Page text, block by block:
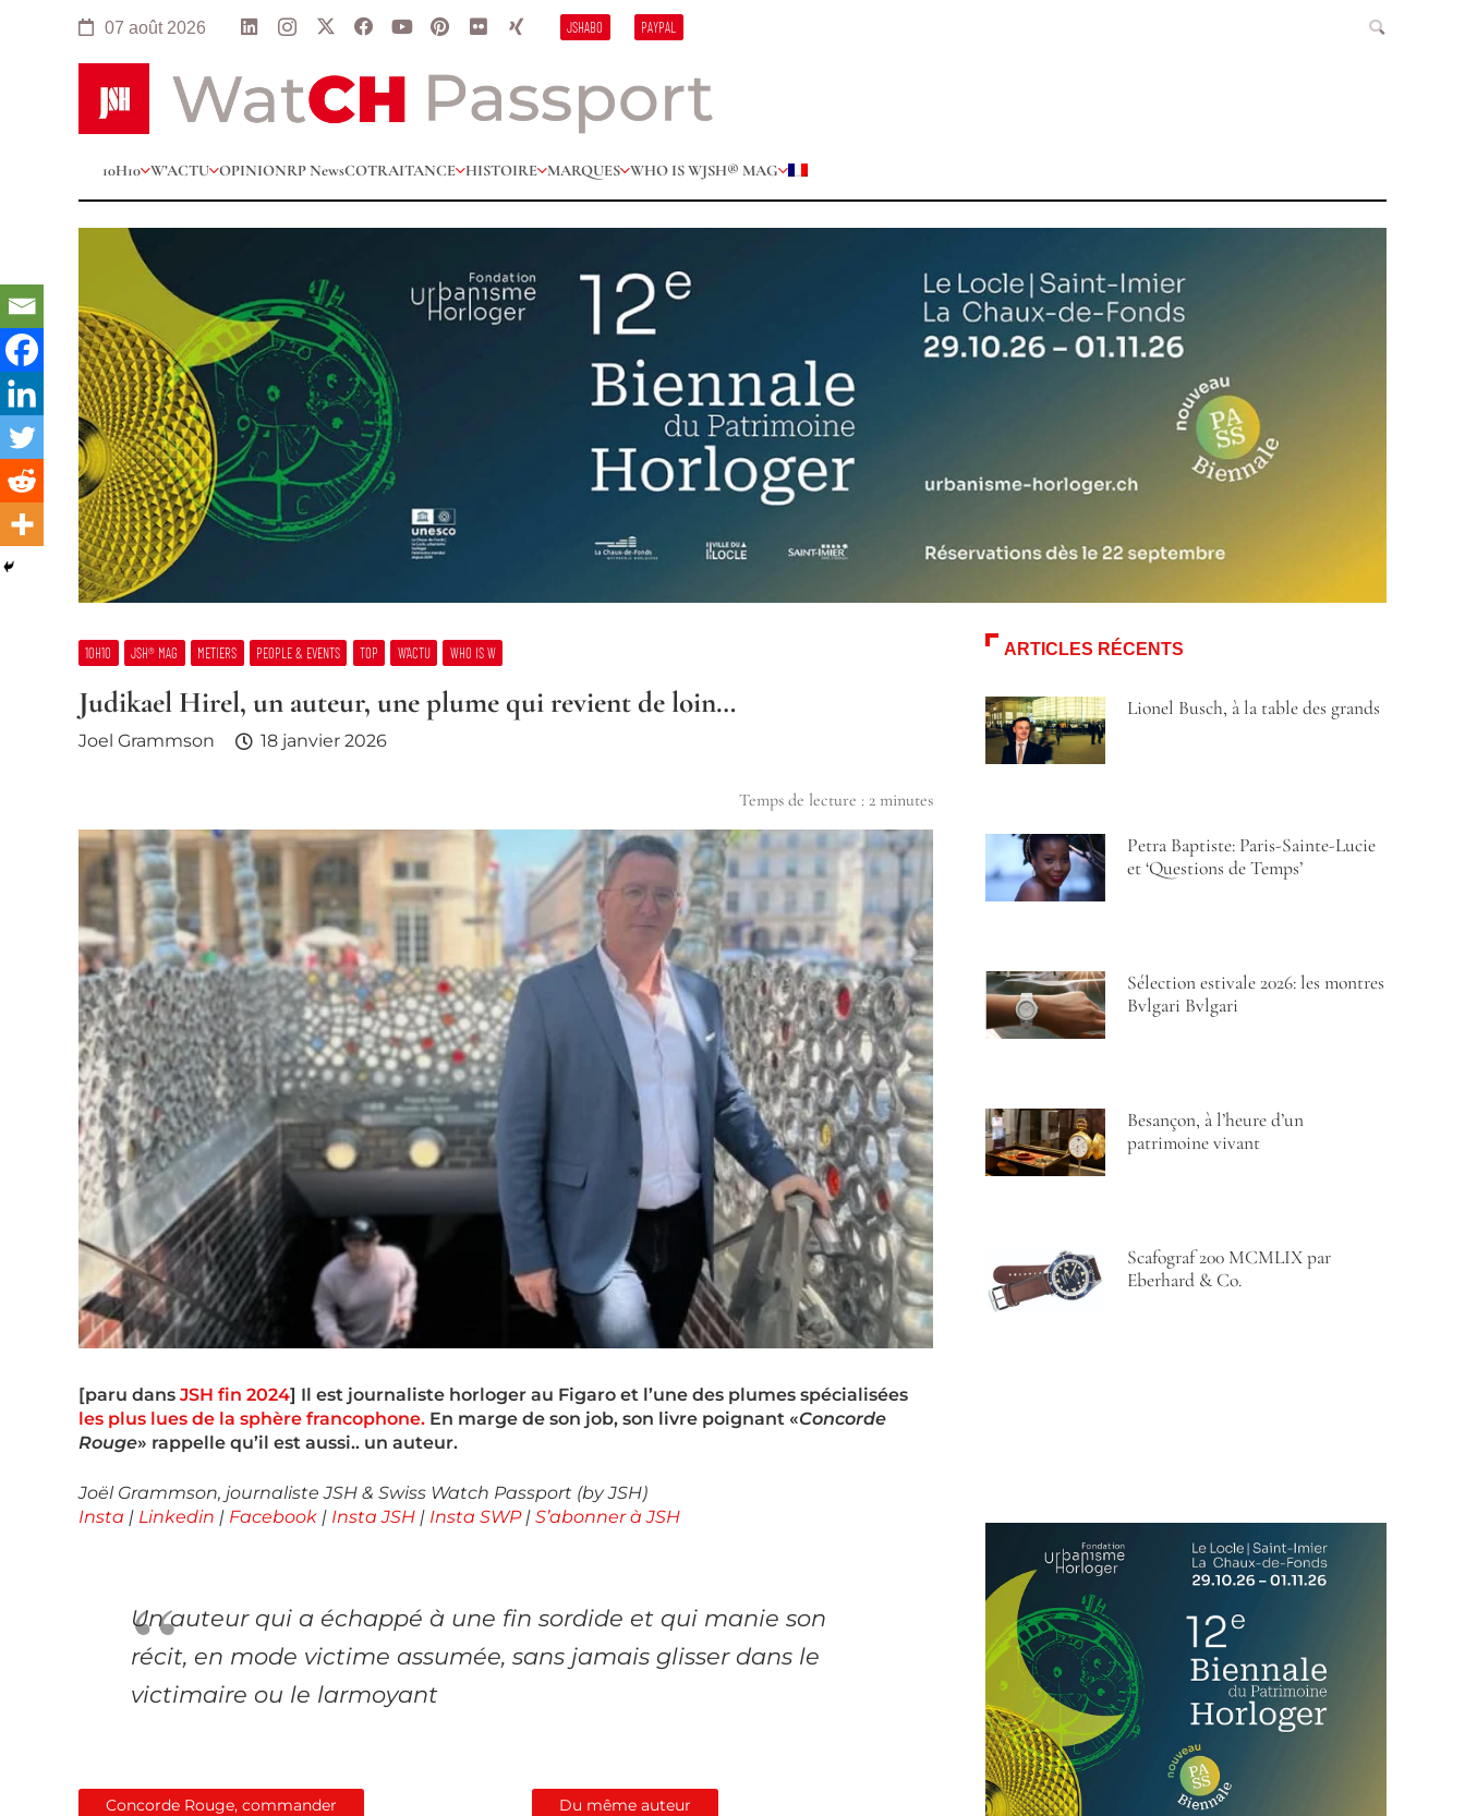
07 août 2026 JSHABO PAYPAL
10H10 W’ACTU OPINIONRP NewsCOTRAITANCE HISTOIRE MARQUES WHO IS WJSH® MAG
10H10 JSH® MAG METIERS PEOPLE & EVENTS TOP W’ACTU WHO IS W
Judikael Hirel, un auteur, une plume qui revient de loin…
Joel Grammson 18 janvier 2026
Temps de lecture : 2 minutes
[paru dans JSH fin 2024] Il est journaliste horloger au Figaro et l’une des plumes spécialisées
les plus lues de la sphère francophone. En marge de son job, son livre poignant «Concorde
Rouge» rappelle qu’il est aussi.. un auteur.
Joël Grammson, journaliste JSH & Swiss Watch Passport (by JSH)
Insta | Linkedin | Facebook | Insta JSH | Insta SWP| S’abonner à JSH
Un auteur qui a échappé à une fin sordide et qui manie son
récit, en mode victime assumée, sans jamais glisser dans le
victimaire ou le larmoyant
Concorde Rouge, commander Du même auteur
ARTICLES RÉCENTS
Lionel Busch, à la table des grands
Petra Baptiste: Paris-Sainte-Lucie
et ‘Questions de Temps’
Sélection estivale 2026: les montres
Bvlgari Bvlgari
Besançon, à l’heure d’un
patrimoine vivant
Scafograf 200 MCMLIX par
Eberhard & Co.